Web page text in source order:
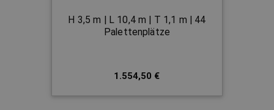
H 3,5 m | L 10,4 m | T 1,1 m | 44
Palettenplätze
1.554,50 €